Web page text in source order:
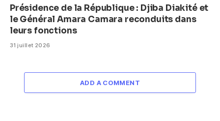
Présidence de la République : Djiba Diakité et
le Général Amara Camara reconduits dans
leurs fonctions
31 juillet 2026
ADD A COMMENT